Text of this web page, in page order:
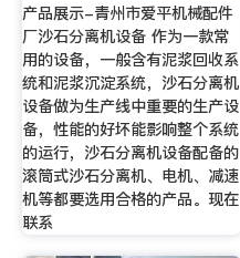
产品展示-青州市爱平机械配件
厂沙石分离机设备 作为一款常
用的设备，一般含有泥浆回收系
统和泥浆沉淀系统，沙石分离机
设备做为生产线中重要的生产设
备，性能的好坏能影响整个系统
的运行，沙石分离机设备配备的
滚筒式沙石分离机、电机、减速
机等都要选用合格的产品。现在
联系